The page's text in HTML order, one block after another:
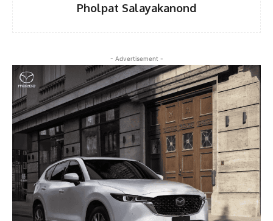
Pholpat Salayakanond
- Advertisement -